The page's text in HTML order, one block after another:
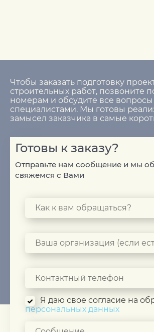
Чтобы заказать подготовку
строительных работ, позвоните
номерам и обсудите все вопросы
специалистами. Мы готовы
замысел заказчика в самые
Готовы к заказу?
Отправьте нам сообщение и мы
свяжемся с Вами
Я даю свое согласие на
персональных данных